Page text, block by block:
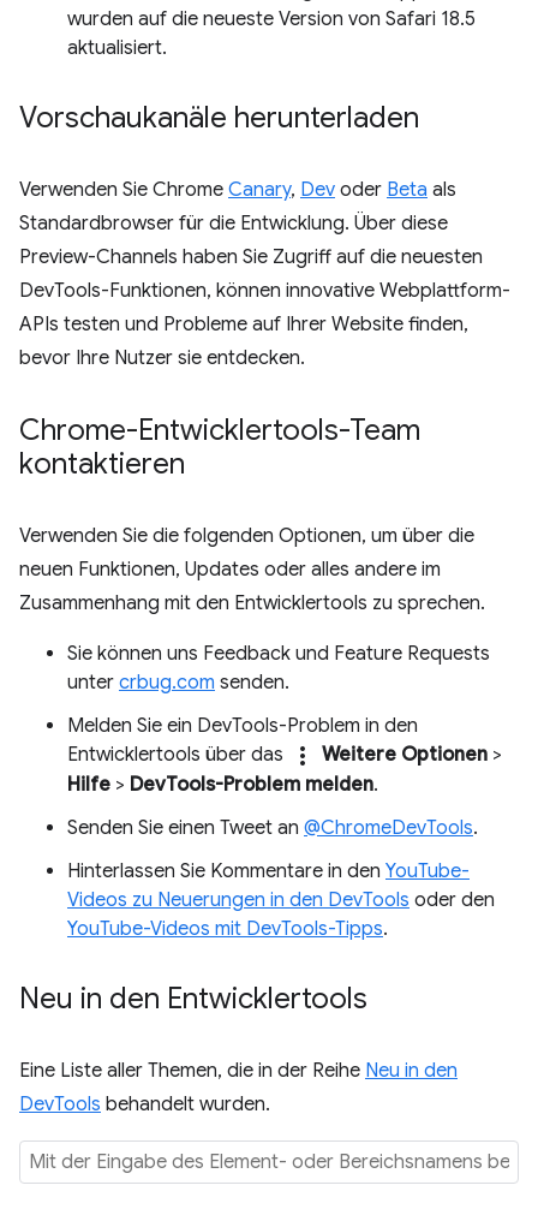
wurden auf die neueste Version von Safari 18.5
aktualisiert.
Vorschaukanäle herunterladen
Verwenden Sie Chrome Canary, Dev oder Beta als
Standardbrowser für die Entwicklung. Über diese
Preview-Channels haben Sie Zugriff auf die neuesten
DevTools-Funktionen, können innovative Webplattform-
APIs testen und Probleme auf Ihrer Website finden,
bevor Ihre Nutzer sie entdecken.
Chrome-Entwicklertools-Team
kontaktieren
Verwenden Sie die folgenden Optionen, um über die
neuen Funktionen, Updates oder alles andere im
Zusammenhang mit den Entwicklertools zu sprechen.
Sie können uns Feedback und Feature Requests
unter crbug.com senden.
Melden Sie ein DevTools-Problem in den
Entwicklertools über das
more_vert Weitere Optionen >
Hilfe > DevTools-Problem melden.
Senden Sie einen Tweet an @ChromeDevTools.
Hinterlassen Sie Kommentare in den YouTube-
Videos zu Neuerungen in den DevTools oder den
YouTube-Videos mit DevTools-Tipps.
Neu in den Entwicklertools
Eine Liste aller Themen, die in der Reihe Neu in den
DevTools behandelt wurden.